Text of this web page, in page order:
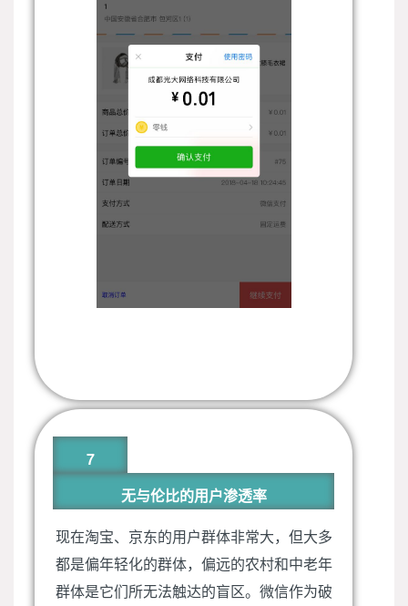
7
无与伦比的用户渗透率
现在淘宝、京东的用户群体非常大，但大多
都是偏年轻化的群体，偏远的农村和中老年
群体是它们所无法触达的盲区。微信作为破